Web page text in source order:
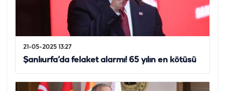
21-05-2025 13:27
Şanlıurfa’da felaket alarmı! 65 yılın en kötüsü